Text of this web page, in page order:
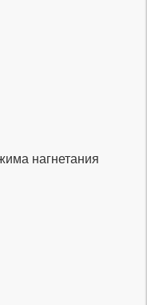
нагнетания